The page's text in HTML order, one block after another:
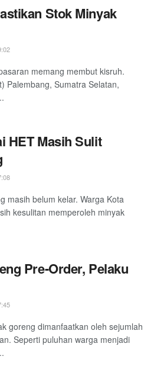
Stok Minyak
memang membut kisruh.
Palembang, Sumatra Selatan,
HET Masih Sulit
masih belum kelar. Warga Kota
kesulitan memperoleh minyak
Pre-Order, Pelaku
goreng dimanfaatkan oleh sejumlah
Seperti puluhan warga menjadi